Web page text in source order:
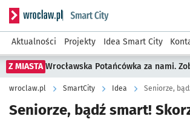
Serwis informacyjny wroclaw.pl
Aktualności Projekty Idea Smart City
Z MIASTA Wrocławska Potańcówka za nami.
wroclaw.pl SmartCity Idea Seniorze,
Seniorze, bądź smart!